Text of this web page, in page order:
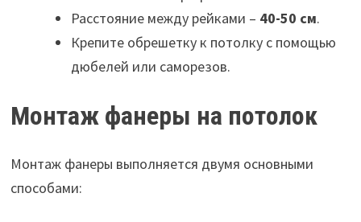
Расстояние между рейками – 40-50 см.
Крепите обрешетку к потолку с помощью
дюбелей или саморезов.
Монтаж фанеры на потолок
Монтаж фанеры выполняется двумя основными
способами: